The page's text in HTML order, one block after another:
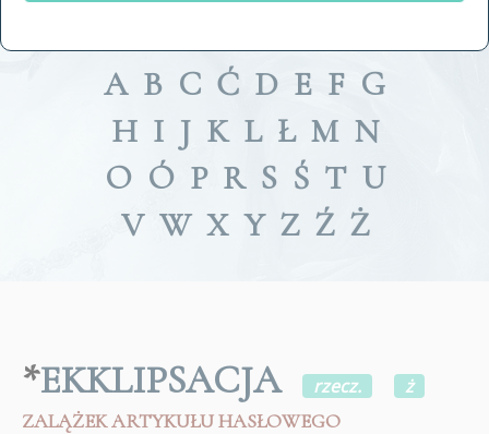
A B C Ć D E F G
H I J K L Ł M N
O Ó P R S Ś T U
V W X Y Z Ź Ż
*EKKLIPSACJA rzecz.
ż
ZALĄŻEK ARTYKUŁU HASŁOWEGO